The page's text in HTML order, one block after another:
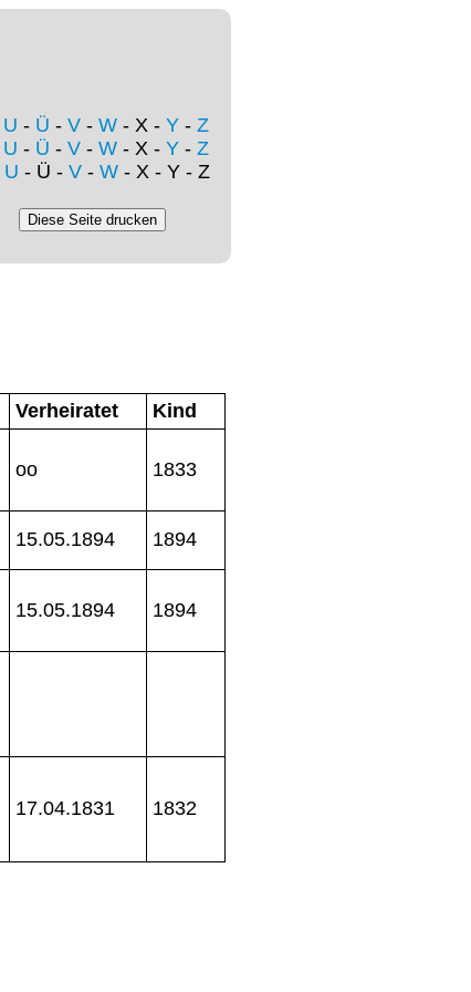
U - Ü - V - W - X - Y - Z
U - Ü - V - W - X - Y - Z
U - Ü - V- W- X - Y - Z
Verheiratet
Kind
oo 1833
15.05.1894 1894
15.05.1894 1894
17.04.1831 1832